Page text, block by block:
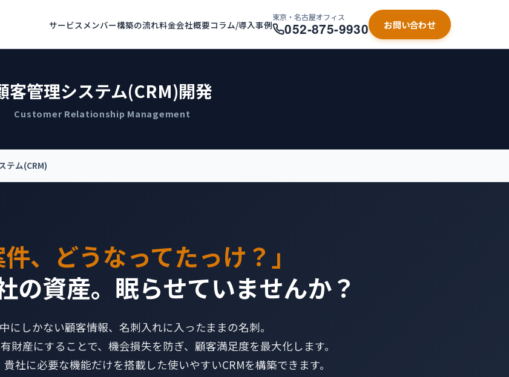
サービス メンバー構築の流れ料金会社概要コラム/導入事例
東京・名古屋オフィス
052-875-9930 お問い合わせ
客管理システム(CRM)開発
Customer Relationship Management
テム(CRM)
件、どうなってたっけ？」
の資産。眠らせていませんか？
にしかない顧客情報、名刺入れに入ったままの名刺。
財産にすることで、機会損失を防ぎ、顧客満足度を最大化します。
社に必要な機能だけを搭載した使いやすいCRMを構築できます。